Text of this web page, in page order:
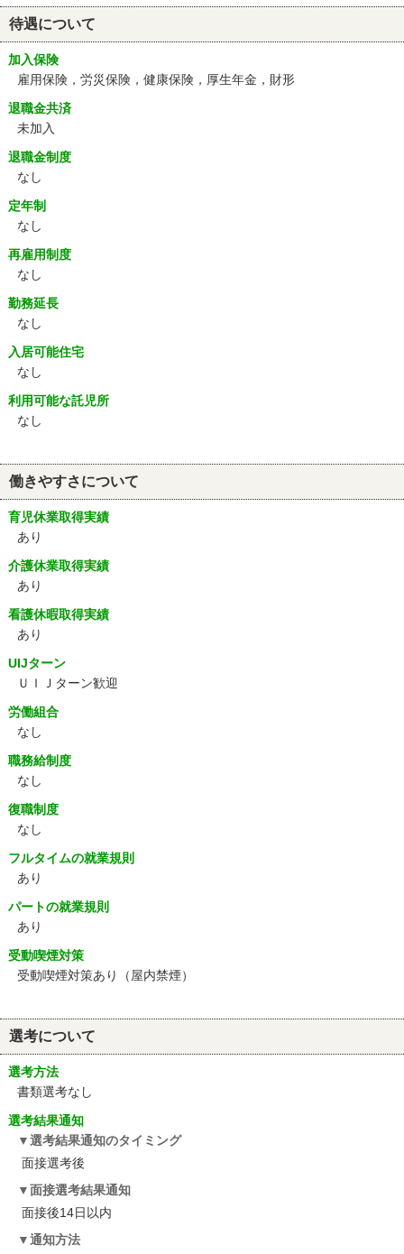
待遇について
加入保険
雇用保険，労災保険，健康保険，厚生年金，財形
退職金共済
未加入
退職金制度
なし
定年制
なし
再雇用制度
なし
勤務延長
なし
入居可能住宅
なし
利用可能な託児所
なし
働きやすさについて
育児休業取得実績
あり
介護休業取得実績
あり
看護休暇取得実績
あり
UIJターン
ＵＩＪターン歓迎
労働組合
なし
職務給制度
なし
復職制度
なし
フルタイムの就業規則
あり
パートの就業規則
あり
受動喫煙対策
受動喫煙対策あり（屋内禁煙）
選考について
選考方法
書類選考なし
選考結果通知
選考結果通知のタイミング
面接選考後
面接選考結果通知
面接後14日以内
通知方法